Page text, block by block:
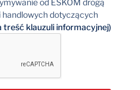
od ESKOM drogą
dotyczących
treść klauzuli informacyjnej)